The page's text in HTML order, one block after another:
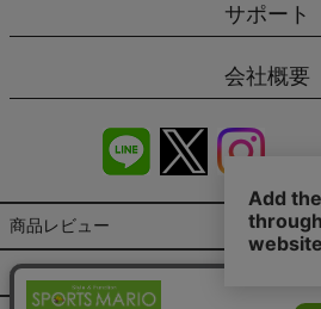
サポート
会社概要
商品レビュー
会社概要（HP）